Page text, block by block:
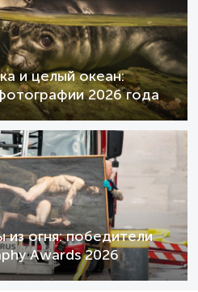
и целый океан:
2026 года
из огня: победители
Awards 2026